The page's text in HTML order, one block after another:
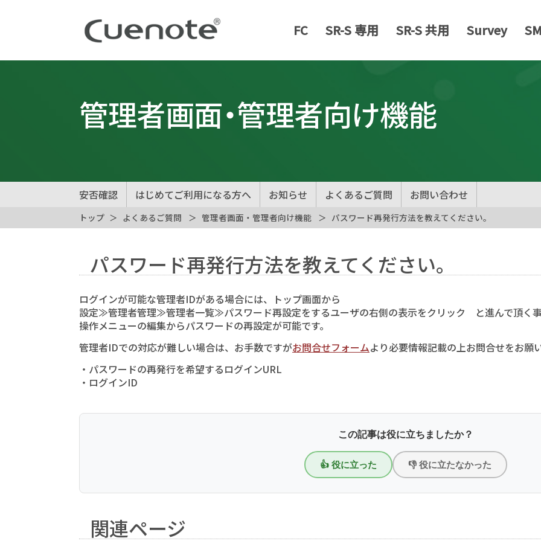
FC SR-S 専用 SR-S 共用 Survey
管理者画面・管理者向け機能
安否確認 はじめてご利用になる方へ お知らせ よくあるご質問 お問い合わせ
トップ よくあるご質問 管理者画面・管理者向け機能 パスワード再発行方法を教えてください。
パスワード再発行方法を教えてください。
ログインが可能な管理者IDがある場合には、トップ画面から
設定≫管理者管理≫管理者一覧≫パスワード再設定をするユーザの右側の表示をクリック と進んで頂く
操作メニューの編集からパスワードの再設定が可能です。
管理者IDでの対応が難しい場合は、お手数ですがお問合せフォームより必要情報記載の上お問合せをお願い
・パスワードの再発行を希望するログインURL
・ログインID
この記事は役に立ちましたか？
👍 役に立った 👎 役に立たなかった
関連ページ